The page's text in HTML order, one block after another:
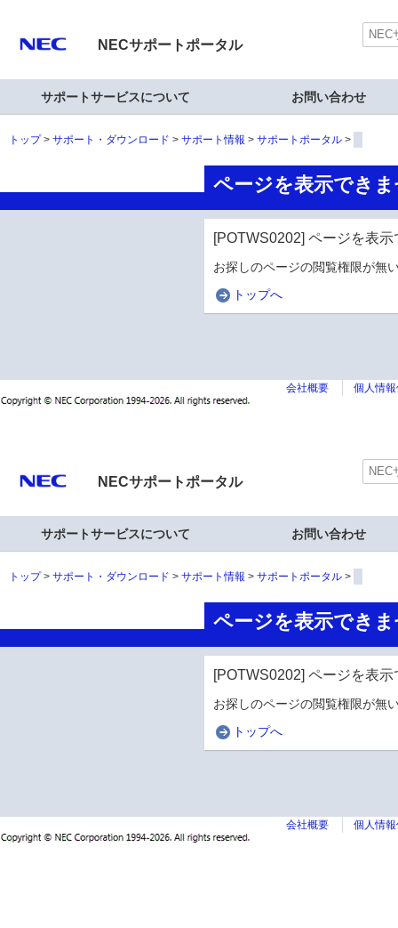
NECサポートポータル
サポートサービスについて お問い合わせ
トップ サポート・ダウンロード サポート情報 サポートポータル
ページを表示でき
[POTWS0202] ページを表
お探しのページの閲覧権限が無
トップへ
会社概要 個人情
NECサポートポータル
サポートサービスについて お問い合わせ
トップ サポート・ダウンロード サポート情報 サポートポータル
ページを表示でき
[POTWS0202] ページを表
お探しのページの閲覧権限が無
トップへ
会社概要 個人情